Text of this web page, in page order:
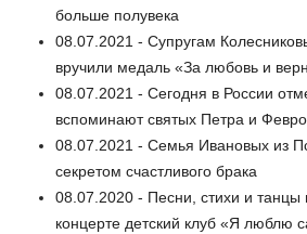
больше полувека
08.07.2021 - Супругам
вручили медаль «За любовь и
08.07.2021 - Сегодня в России
вспоминают святых Петра и
08.07.2021 - Семья Ивановых из
секретом счастливого брака
08.07.2020 - Песни, стихи и танцы
концерте детский клуб «Я люблю